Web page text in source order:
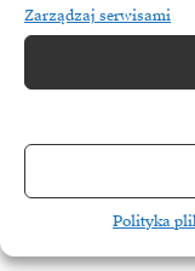
Zarządzaj serwisami
Polityka
Wyselekcjonowane